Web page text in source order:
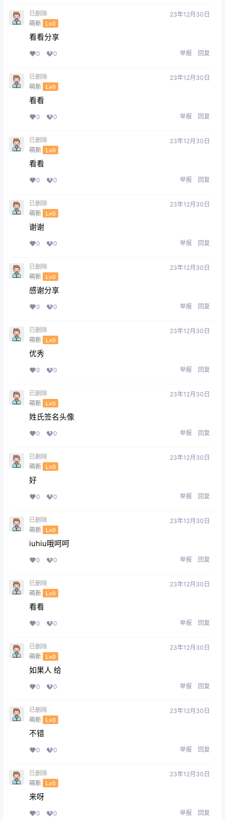
已删除
萌新 Lv0
23年12月30日
看看分享
0 0 举报 回复
已删除
萌新 Lv0
23年12月30日
看看
0 0 举报 回复
已删除
萌新 Lv0
23年12月30日
看看
0 0 举报 回复
已删除
萌新 Lv0
23年12月30日
谢谢
0 0 举报 回复
已删除
萌新 Lv0
23年12月30日
感谢分享
0 0 举报 回复
已删除
萌新 Lv0
23年12月30日
优秀
0 0 举报 回复
已删除
萌新 Lv0
23年12月30日
姓氏签名头像
0 0 举报 回复
已删除
萌新 Lv0
23年12月30日
好
0 0 举报 回复
已删除
萌新 Lv0
23年12月30日
iuhiu哦呵呵
0 0 举报 回复
已删除
萌新 Lv0
23年12月30日
看看
0 0 举报 回复
已删除
萌新 Lv0
23年12月30日
如果人 给
0 0 举报 回复
已删除
萌新 Lv0
23年12月30日
不错
0 0 举报 回复
已删除
萌新 Lv0
23年12月30日
来呀
0 0 举报 回复